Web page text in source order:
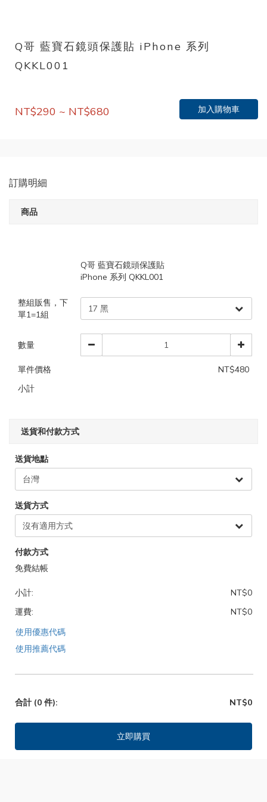
Q哥 藍寶石鏡頭保護貼 iPhone 系列
QKKL001
NT$290 ~ NT$680 加入購物車
訂購明細
商品
Q哥 藍寶石鏡頭保護貼
iPhone 系列 QKKL001
整組販售，下
單1=1組
數量
單件價格
NT$480
小計
送貨和付款方式
送貨地點
送貨方式
付款方式
免費結帳
小計:
NT$0
運費:
NT$0
使用優惠代碼
使用推薦代碼
合計 (0 件): NT$0
立即購買